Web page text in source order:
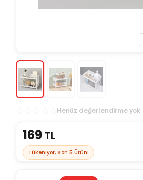
Henüz değerlendirme yok
169 TL
Tükeniyor, Son 5 Ürün!